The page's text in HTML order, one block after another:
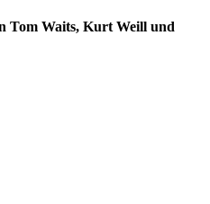
Tom Waits, Kurt Weill und